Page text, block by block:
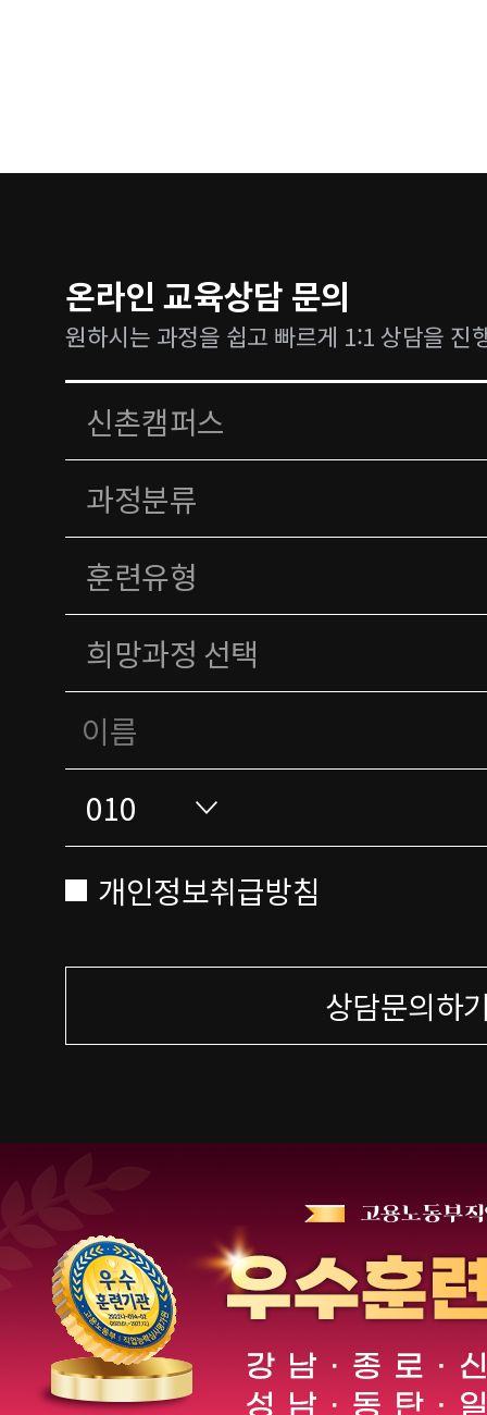
온라인 교육상담 문의
원하시는 과정을 쉽고 빠르게 1:1 상담을 진
개인정보취급방침
상담문의하